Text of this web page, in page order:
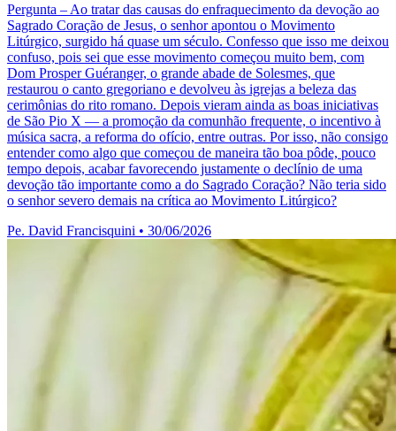
Pergunta – Ao tratar das causas do enfraquecimento da devoção ao
Sagrado Coração de Jesus, o senhor apontou o Movimento
Litúrgico, surgido há quase um século. Confesso que isso me deixou
confuso, pois sei que esse movimento começou muito bem, com
Dom Prosper Guéranger, o grande abade de Solesmes, que
restaurou o canto gregoriano e devolveu às igrejas a beleza das
cerimônias do rito romano. Depois vieram ainda as boas iniciativas
de São Pio X — a promoção da comunhão frequente, o incentivo à
música sacra, a reforma do ofício, entre outras. Por isso, não consigo
entender como algo que começou de maneira tão boa pôde, pouco
tempo depois, acabar favorecendo justamente o declínio de uma
devoção tão importante como a do Sagrado Coração? Não teria sido
o senhor severo demais na crítica ao Movimento Litúrgico?
Pe. David Francisquini • 30/06/2026